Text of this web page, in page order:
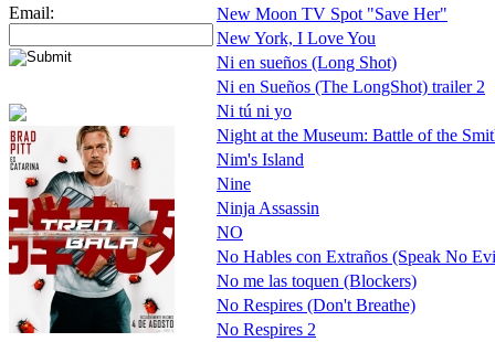
Email:
New Moon TV Spot "Save Her"
New York, I Love You
Ni en sueños (Long Shot)
Ni en Sueños (The LongShot) trailer 2
Ni tú ni yo
Night at the Museum: Battle of the
Nim's Island
Nine
Ninja Assassin
NO
No Hables con Extraños (Speak No
No me las toquen (Blockers)
No Respires (Don't Breathe)
No Respires 2